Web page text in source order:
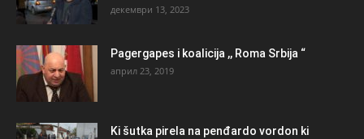
декември 13, 2023
Pagergapes i koalicija ,, Roma Srbija “
април 23, 2019
Ki šutka pirela na penđardo vordon ki